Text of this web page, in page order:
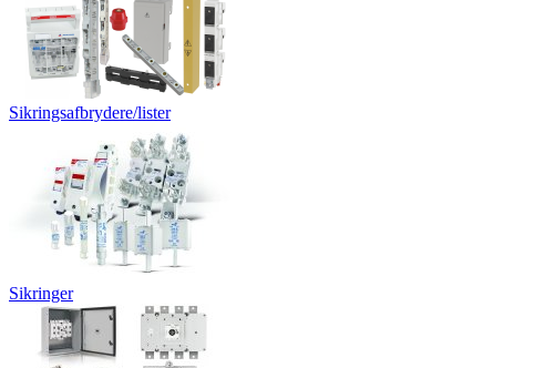
Sikringsafbrydere/lister
Sikringer